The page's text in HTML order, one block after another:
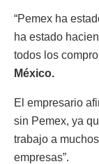
“Pemex ha
ha estado
todos los
México.
El empresario
sin Pemex, ya
trabajo a
empresas”.